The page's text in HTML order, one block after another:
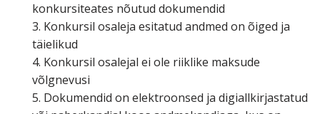
konkursiteates nõutud dokumendid
3. Konkursil osaleja esitatud andmed on õiged ja
täielikud
4. Konkursil osalejal ei ole riiklike maksude
võlgnevusi
5. Dokumendid on elektroonsed ja digiallkirjastatud